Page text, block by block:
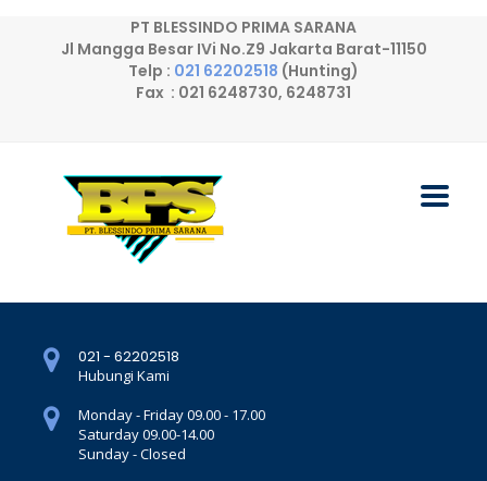
PT BLESSINDO PRIMA SARANA
Jl Mangga Besar IVi No.Z9 Jakarta Barat-11150
Telp : 021 62202518 (Hunting)
Fax : 021 6248730, 6248731
021 - 62202518
Hubungi Kami
Monday - Friday 09.00 - 17.00
Saturday 09.00-14.00
Sunday - Closed